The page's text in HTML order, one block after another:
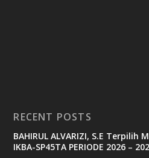
RECENT POSTS
BAHIRUL ALVARIZI, S.E Terpilih
IKBA-SP45TA PERIODE 2026 –